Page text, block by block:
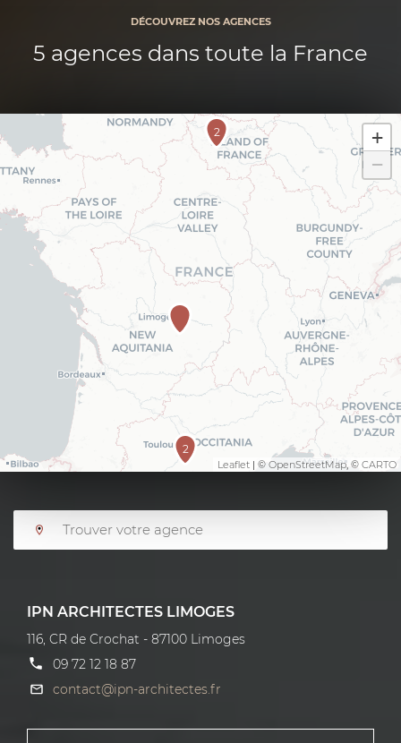
DÉCOUVREZ NOS AGENCES
5 agences dans toute la France
IPN ARCHITECTES LIMOGES
116, CR de Crochat - 87100 Limoges
09 72 12 18 87
contact@ipn-architectes.fr
2
2
+
−
Leaflet | © OpenStreetMap, © CARTO